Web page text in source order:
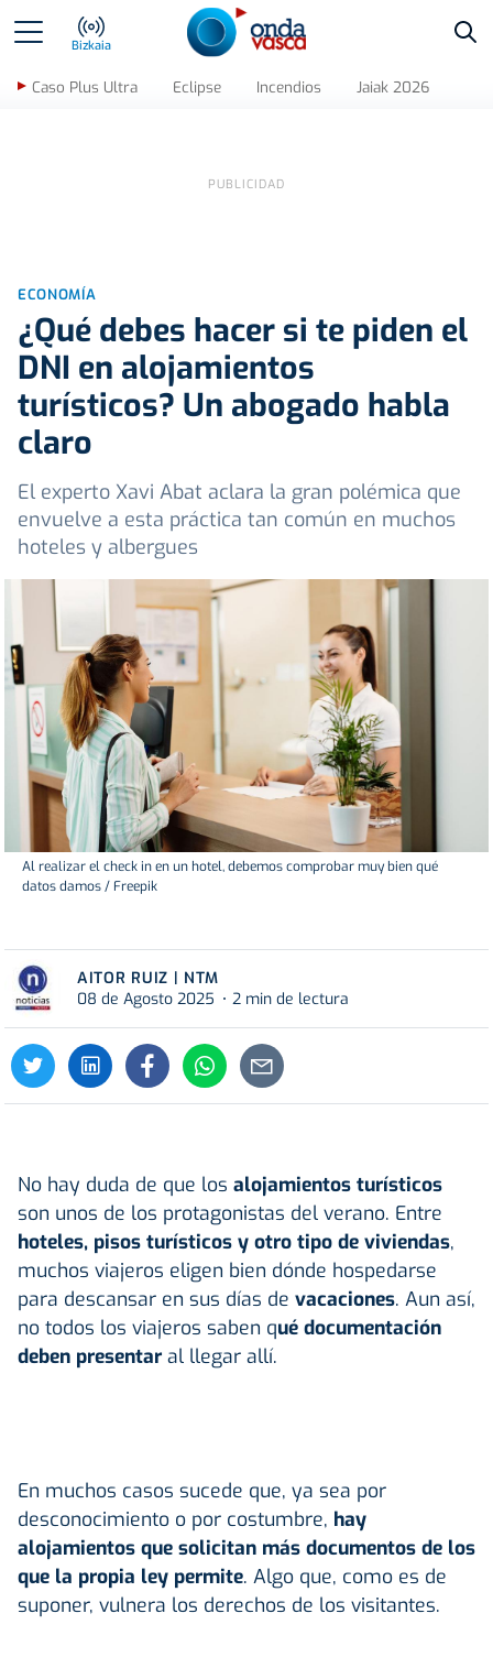
Bizkaia
Caso Plus Ultra Eclipse Incendios Jaiak 2026
ECONOMÍA
¿Qué debes hacer si te piden el
DNI en alojamientos
turísticos? Un abogado habla
claro
El experto Xavi Abat aclara la gran polémica que
envuelve a esta práctica tan común en muchos
hoteles y albergues
Al realizar el check in en un hotel, debemos comprobar muy bien qué
datos damos / Freepik
AITOR RUIZ | NTM
08 de Agosto 2025
2 min de lectura
No hay duda de que los alojamientos turísticos
son unos de los protagonistas del verano. Entre
hoteles, pisos turísticos y otro tipo de viviendas,
muchos viajeros eligen bien dónde hospedarse
para descansar en sus días de vacaciones. Aun así,
no todos los viajeros saben qué documentación
deben presentar al llegar allí.
En muchos casos sucede que, ya sea por
desconocimiento o por costumbre, hay
alojamientos que solicitan más documentos de los
que la propia ley permite. Algo que, como es de
suponer, vulnera los derechos de los visitantes.